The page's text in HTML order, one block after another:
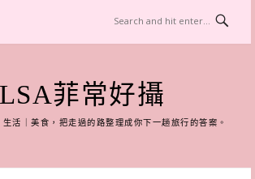
菲常好攝
活｜美食，把走過的路整理成你下一趟旅行的答案。